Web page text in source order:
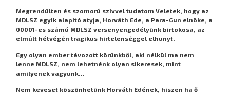
Megrendülten és szomorú szívvel tudatom Veletek, hogy az
MDLSZ egyik alapító atyja, Horváth Ede, a Para-Gun elnöke, a
00001-es számú MDLSZ versenyengedélyünk birtokosa, az
elmúlt hétvégén tragikus hirtelenséggel elhunyt.
Egy olyan ember távozott körünkből, aki nélkül ma nem
lenne MDLSZ, nem lehetnénk olyan sikeresek, mint
amilyenek vagyunk…
Nem keveset köszönhetünk Horváth Edének, hiszen ha ő